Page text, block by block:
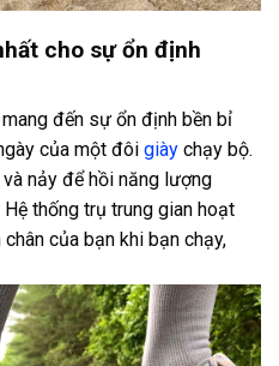
cho sự ổn định
đến sự ổn định bền bỉ
của một đôi giày chạy bộ.
nảy để hồi năng lượng
thống trụ trung gian hoạt
của bạn khi bạn chạy,